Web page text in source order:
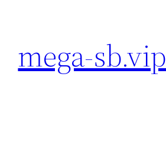
conteúdo
mega-sb.vip